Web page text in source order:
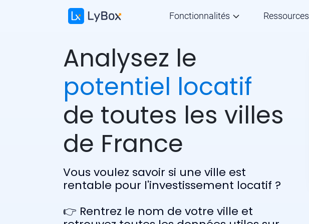
Fonctionnalités Ressources
Analysez le
potentiel locatif
de toutes les villes
de France
Vous voulez savoir si une ville est
rentable pour l'investissement locatif ?
👉 Rentrez le nom de votre ville et